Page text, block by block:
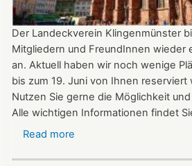
Der Landeckverein Klingenmünster
Mitgliedern und FreundInnen wieder
an. Aktuell haben wir noch wenige
bis zum 19. Juni von Ihnen
Nutzen Sie gerne die Möglichkeit
Alle wichtigen Informationen findet
Read more